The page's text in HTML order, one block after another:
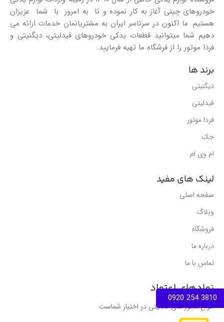
3810 254 0920
خودروهای چینی آغاز به کار نموده و تا به امروز با شما عزیزان
هستیم. ما اکنون در سرتاسر ایران به مشتریانمان خدمات ارائه می
دهیم شما میتوانید قطعات یدکی خودروهای فیدلیتی، دیگنیتی و
فردا موتور را از فرشگاه ما تهیه فرمایید.
برند ها
دیگنیتی
فیدلیتی
فردا موتور
جک
ام وی ام
لینک های مفید
صفحه اصلی
وبلاگ
فروشگاه
درباره ما
تماس با ما
نمادهای اعتماد
انواع مجوز های فعالیتی در اختیار شماست